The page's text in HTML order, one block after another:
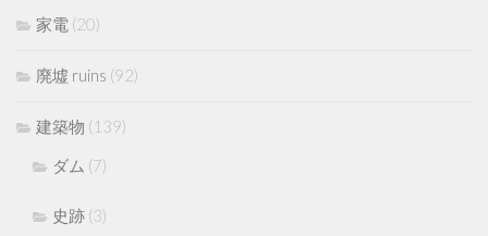
家電 (20)
廃墟 ruins (92)
建築物 (139)
ダム (7)
史跡 (3)